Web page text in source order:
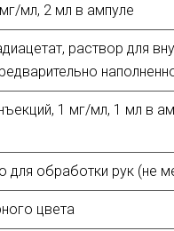
мл, 2 мл в ампуле
раствор для
1 мг/мл, 1 мл в
для обработки рук (не
цвета